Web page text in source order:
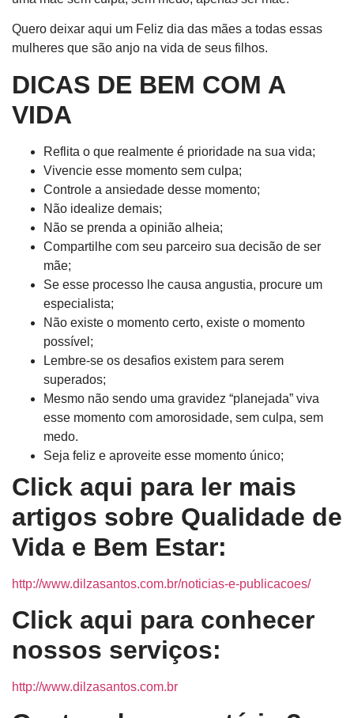
Quero deixar aqui um Feliz dia das mães a todas essas
mulheres que são anjo na vida de seus filhos.
DICAS DE BEM COM A
VIDA
Reflita o que realmente é prioridade na sua vida;
Vivencie esse momento sem culpa;
Controle a ansiedade desse momento;
Não idealize demais;
Não se prenda a opinião alheia;
Compartilhe com seu parceiro sua decisão de ser
mãe;
Se esse processo lhe causa angustia, procure um
especialista;
Não existe o momento certo, existe o momento
possível;
Lembre-se os desafios existem para serem
superados;
Mesmo não sendo uma gravidez “planejada” viva
esse momento com amorosidade, sem culpa, sem
medo.
Seja feliz e aproveite esse momento único;
Click aqui para ler mais
artigos sobre Qualidade de
Vida e Bem Estar:
http://www.dilzasantos.com.br/noticias-e-publicacoes/
Click aqui para conhecer
nossos serviços:
http://www.dilzasantos.com.br